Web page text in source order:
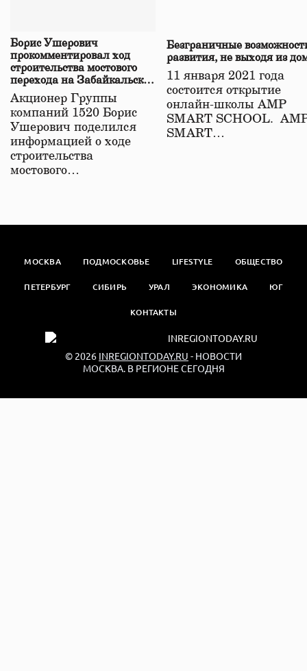
Борис Ушерович
прокомментировал ход
строительства мостового
перехода на Забайкальской
железной дороге
Акционер Группы
компаний 1520 Борис
Ушерович поделился
информацией о ходе
строительства
мостового…
Безграничные
развития, не выходя из
11 января 2021 года
состоится открытие
онлайн-школы АМР
SMART SCHOOL.
SMART…
МОСКВА ПОДМОСКОВЬЕ LIFESTYLE ОБЩЕСТВО
ПЕТЕРБУРГ СИБИРЬ УРАЛ ЭКОНОМИКА ЮГ
КОНТАКТЫ
© 2026 INREGIONTODAY.RU - НОВОСТИ
МОСКВА. В РЕГИОНЕ СЕГОДНЯ